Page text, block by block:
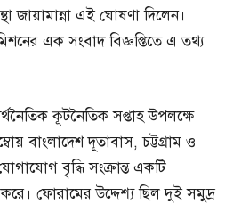
জায়ামান্না এই ঘোষণা দিলেন।
এক সংবাদ বিজ্ঞপ্তিতে এ তথ্য
কূটনৈতিক সপ্তাহ উপলক্ষে
বাংলাদেশ দূতাবাস, চট্টগ্রাম ও
বৃদ্ধি সংক্রান্ত একটি
ফোরামের উদ্দেশ্য ছিল দুই সমুদ্র